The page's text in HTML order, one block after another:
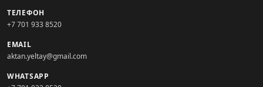
ТЕЛЕФОН
+7 701 933 8520
EMAIL
aktan.yeltay@gmail.com
WHATSAPP